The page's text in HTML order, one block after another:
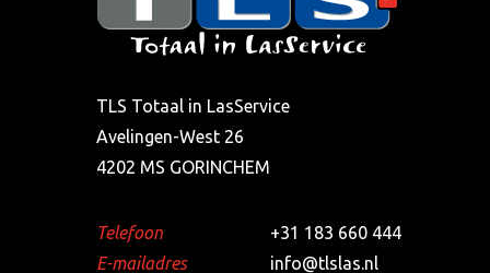
TLS Totaal in LasService
Avelingen-West 26
4202 MS GORINCHEM
Telefoon
+31 183 660 444
E-mailadres
info@tlslas.nl